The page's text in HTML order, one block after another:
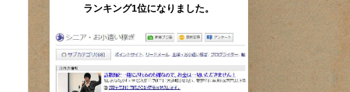
ランキング1位になりました。